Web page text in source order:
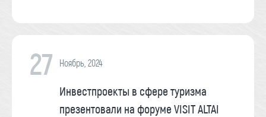
27 Ноябрь, 2024
Инвестпроекты в сфере туризма
презентовали на форуме VISIT ALTAI